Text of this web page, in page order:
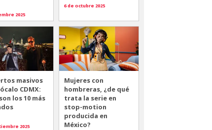
2025
6 de octubre 2025
masivos
CDMX:
los 10 más
2025
Mujeres con
hombreras, ¿de qué
trata la serie en
stop-motion
producida en
México?